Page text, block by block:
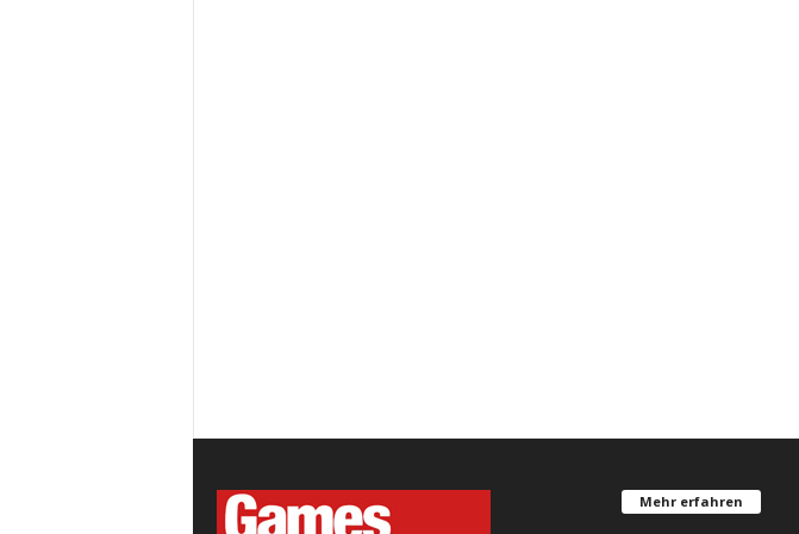
Mehr erfahren